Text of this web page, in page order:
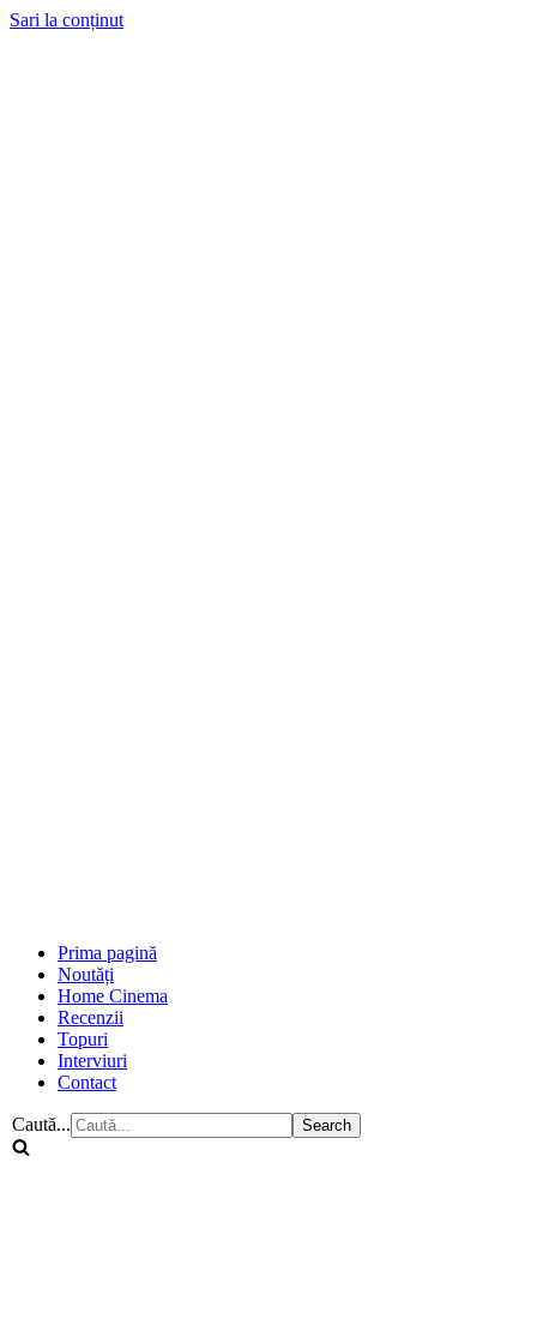
Sari la conținut
Prima pagină
Noutăți
Home Cinema
Recenzii
Topuri
Interviuri
Contact
Caută...